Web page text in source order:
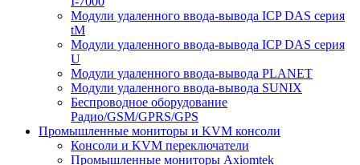
Модули удаленного ввода-вывода ICP DAS серия
tM
Модули удаленного ввода-вывода ICP DAS серия
U
Модули удаленного ввода-вывода PLANET
Модули удаленного ввода-вывода SUNIX
Беспроводное оборудование
Радио/GSM/GPRS/GPS
Промышленные мониторы и KVM консоли
Консоли и KVM переключатели
Промышленные мониторы Axiomtek